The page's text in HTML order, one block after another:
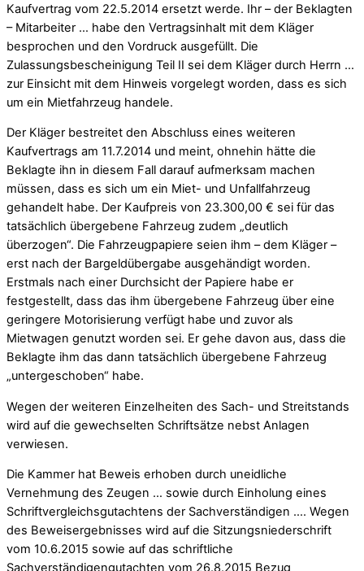
Kaufvertrag vom 22.5.2014 ersetzt werde. Ihr – der Beklagten
– Mitarbeiter … habe den Vertragsinhalt mit dem Kläger
besprochen und den Vordruck ausgefüllt. Die
Zulassungsbescheinigung Teil II sei dem Kläger durch Herrn …
zur Einsicht mit dem Hinweis vorgelegt worden, dass es sich
um ein Mietfahrzeug handele.
Der Kläger bestreitet den Abschluss eines weiteren
Kaufvertrags am 11.7.2014 und meint, ohnehin hätte die
Beklagte ihn in diesem Fall darauf aufmerksam machen
müssen, dass es sich um ein Miet- und Unfallfahrzeug
gehandelt habe. Der Kaufpreis von 23.300,00 € sei für das
tatsächlich übergebene Fahrzeug zudem „deutlich
überzogen“. Die Fahrzeugpapiere seien ihm – dem Kläger –
erst nach der Bargeldübergabe ausgehändigt worden.
Erstmals nach einer Durchsicht der Papiere habe er
festgestellt, dass das ihm übergebene Fahrzeug über eine
geringere Motorisierung verfügt habe und zuvor als
Mietwagen genutzt worden sei. Er gehe davon aus, dass die
Beklagte ihm das dann tatsächlich übergebene Fahrzeug
„untergeschoben“ habe.
Wegen der weiteren Einzelheiten des Sach- und Streitstands
wird auf die gewechselten Schriftsätze nebst Anlagen
verwiesen.
Die Kammer hat Beweis erhoben durch uneidliche
Vernehmung des Zeugen … sowie durch Einholung eines
Schriftvergleichsgutachtens der Sachverständigen …. Wegen
des Beweisergebnisses wird auf die Sitzungsniederschrift
vom 10.6.2015 sowie auf das schriftliche
Sachverständigengutachten vom 26.8.2015 Bezug